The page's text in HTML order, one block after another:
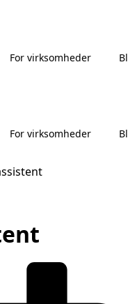
For virksomheder
For virksomheder